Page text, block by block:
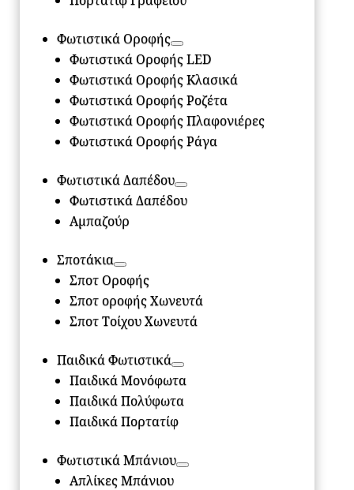
Φωτιστικά Οροφής
Φωτιστικά Οροφής LED
Φωτιστικά Οροφής Κλασικά
Φωτιστικά Οροφής Ροζέτα
Φωτιστικά Οροφής Πλαφονιέρες
Φωτιστικά Οροφής Ράγα
Φωτιστικά Δαπέδου
Φωτιστικά Δαπέδου
Αμπαζούρ
Σποτάκια
Σποτ Οροφής
Σποτ οροφής Χωνευτά
Σποτ Τοίχου Χωνευτά
Παιδικά Φωτιστικά
Παιδικά Μονόφωτα
Παιδικά Πολύφωτα
Παιδικά Πορτατίφ
Φωτιστικά Μπάνιου
Απλίκες Μπάνιου